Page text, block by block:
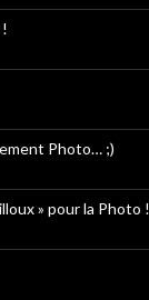
Photo… ;)
» pour la Photo !